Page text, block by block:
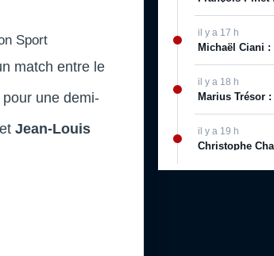
Sport
match entre le
une demi-
et Jean-Louis
il y a 17 h
Michaël Ciani
il y a 18 h
Marius Trésor
il y a 19 h
Christophe